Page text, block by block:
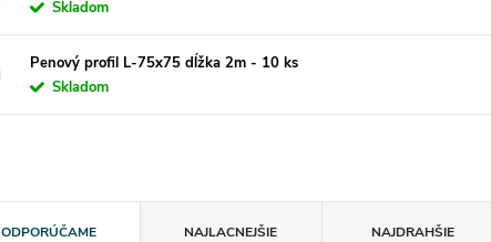
Skladom
Penový profil L-75x75 dĺžka 2m - 10 ks
Skladom
ODPORÚČAME NAJLACNEJŠIE NAJDRAHŠIE